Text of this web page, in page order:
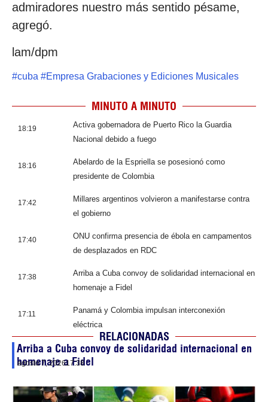
admiradores nuestro más sentido pésame,
agregó.
lam/dpm
#cuba #Empresa Grabaciones y Ediciones Musicales
MINUTO A MINUTO
18:19
Activa gobernadora de Puerto Rico la Guardia
Nacional debido a fuego
18:16
Abelardo de la Espriella se posesionó como
presidente de Colombia
17:42
Millares argentinos volvieron a manifestarse contra
el gobierno
17:40
ONU confirma presencia de ébola en campamentos
de desplazados en RDC
17:38
Arriba a Cuba convoy de solidaridad internacional en
homenaje a Fidel
17:11
Panamá y Colombia impulsan interconexión
eléctrica
RELACIONADAS
Arriba a Cuba convoy de solidaridad internacional en
homenaje a Fidel
agosto 7, 202617:38